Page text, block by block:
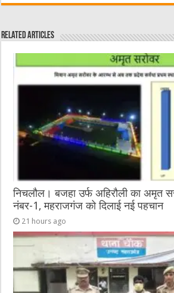
c
e
b
o
o
it
r
C
at
ai ss
n
g
er
at
A
p
p
Related Articles
निचलौल। बजहा उर्फ अहिरौली का अमृत
नंबर-1, महराजगंज को दिलाई नई पहचान
21 hours ago